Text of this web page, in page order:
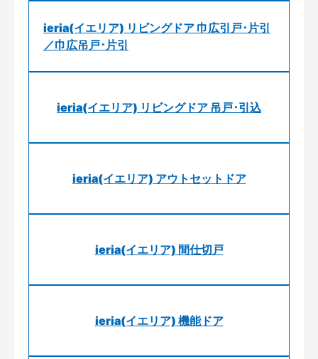
ieria(イエリア) リビングドア 巾広引戸･片引
／巾広吊戸･片引
ieria(イエリア) リビングドア 吊戸･引込
ieria(イエリア) アウトセットドア
ieria(イエリア) 間仕切戸
ieria(イエリア) 機能ドア